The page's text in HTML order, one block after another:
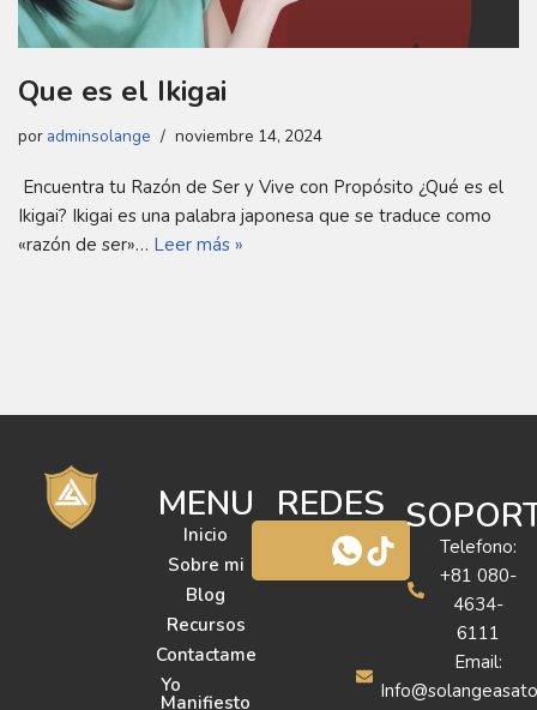
Que es el Ikigai
por adminsolange noviembre 14, 2024
Encuentra tu Razón de Ser y Vive con Propósito ¿Qué es el
Ikigai? Ikigai es una palabra japonesa que se traduce como
«razón de ser»… Leer más »
MENU
Inicio
Sobre mi
Blog
Recursos
Contactame
Yo
Manifiesto
REDES
Telefono:
+81 080-
4634-
6111
Email: